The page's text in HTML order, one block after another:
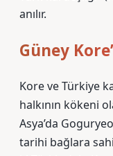
anılır.
Güney
Kore ve Türkiye
halkının kökeni
Asya’da
tarihi bağlara